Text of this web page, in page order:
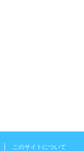
このサイトについて